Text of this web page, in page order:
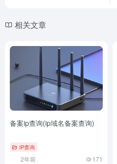
相关文章
备案ip查询(ip域名备案查询)
IP查询
2年前 171